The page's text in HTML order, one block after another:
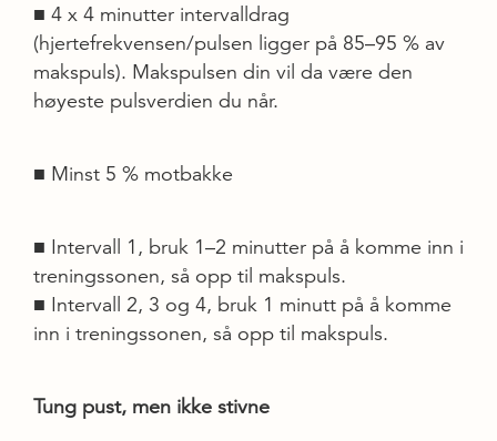
■ 4 x 4 minutter intervalldrag
(hjertefrekvensen/pulsen ligger på 85–95 % av
makspuls). Makspulsen din vil da være den
høyeste pulsverdien du når.
■ Minst 5 % motbakke
■ Intervall 1, bruk 1–2 minutter på å komme inn i
treningssonen, så opp til makspuls.
■ Intervall 2, 3 og 4, bruk 1 minutt på å komme
inn i treningssonen, så opp til makspuls.
Tung pust, men ikke stivne